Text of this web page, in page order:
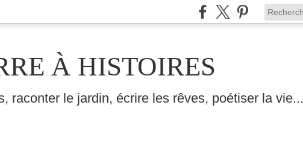
À HISTOIRES
raconter le jardin, écrire les rêves, poétiser la vie...